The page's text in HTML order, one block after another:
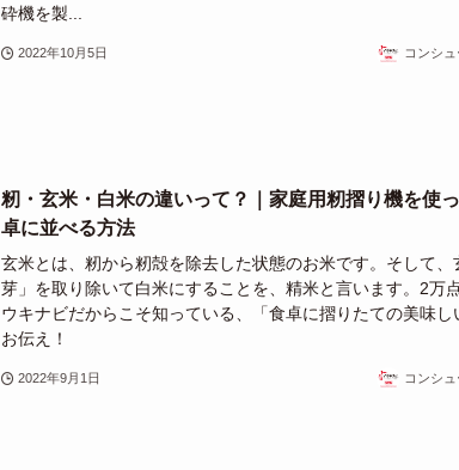
砕機を製...
2022年10月5日 コンシ
籾・玄米・白米の違いって？｜家庭用籾摺り機を使
卓に並べる方法
玄米とは、籾から籾殻を除去した状態のお米です。そして
芽」を取り除いて白米にすることを、精米と言います。2万
ウキナビだからこそ知っている、「食卓に摺りたての美味し
お伝え！
2022年9月1日 コンシ